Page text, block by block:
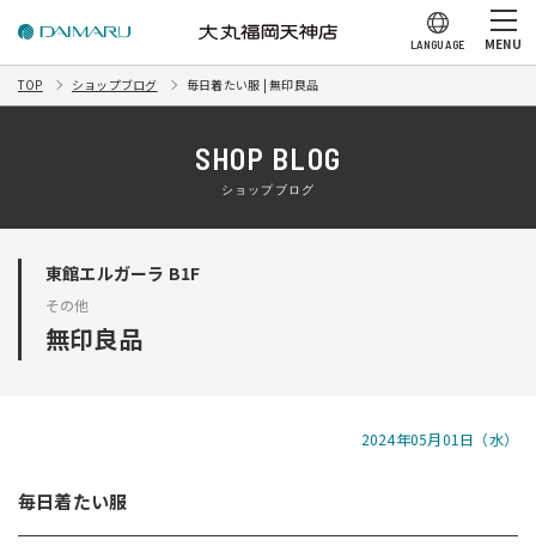
LANGUAGE MENU
TOP ショップブログ 毎日着たい服 | 無印良品
SHOP BLOG
ショップブログ
東館エルガーラ B1F
その他
無印良品
2024年05月01日（水）
毎日着たい服